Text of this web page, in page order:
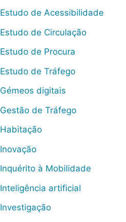
Estudo de Acessibilidade
Estudo de Circulação
Estudo de Procura
Estudo de Tráfego
Gémeos digitais
Gestão de Tráfego
Habitação
Inovação
Inquérito à Mobilidade
Inteligência artificial
Investigação